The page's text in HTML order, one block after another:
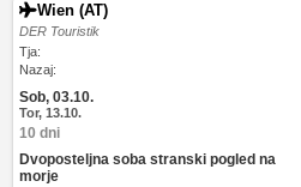
Wien (AT)
DER Touristik
Tja:
Nazaj:
Sob, 03.10.
Tor, 13.10.
10 dni
Dvoposteljna soba stranski pogled na
morje